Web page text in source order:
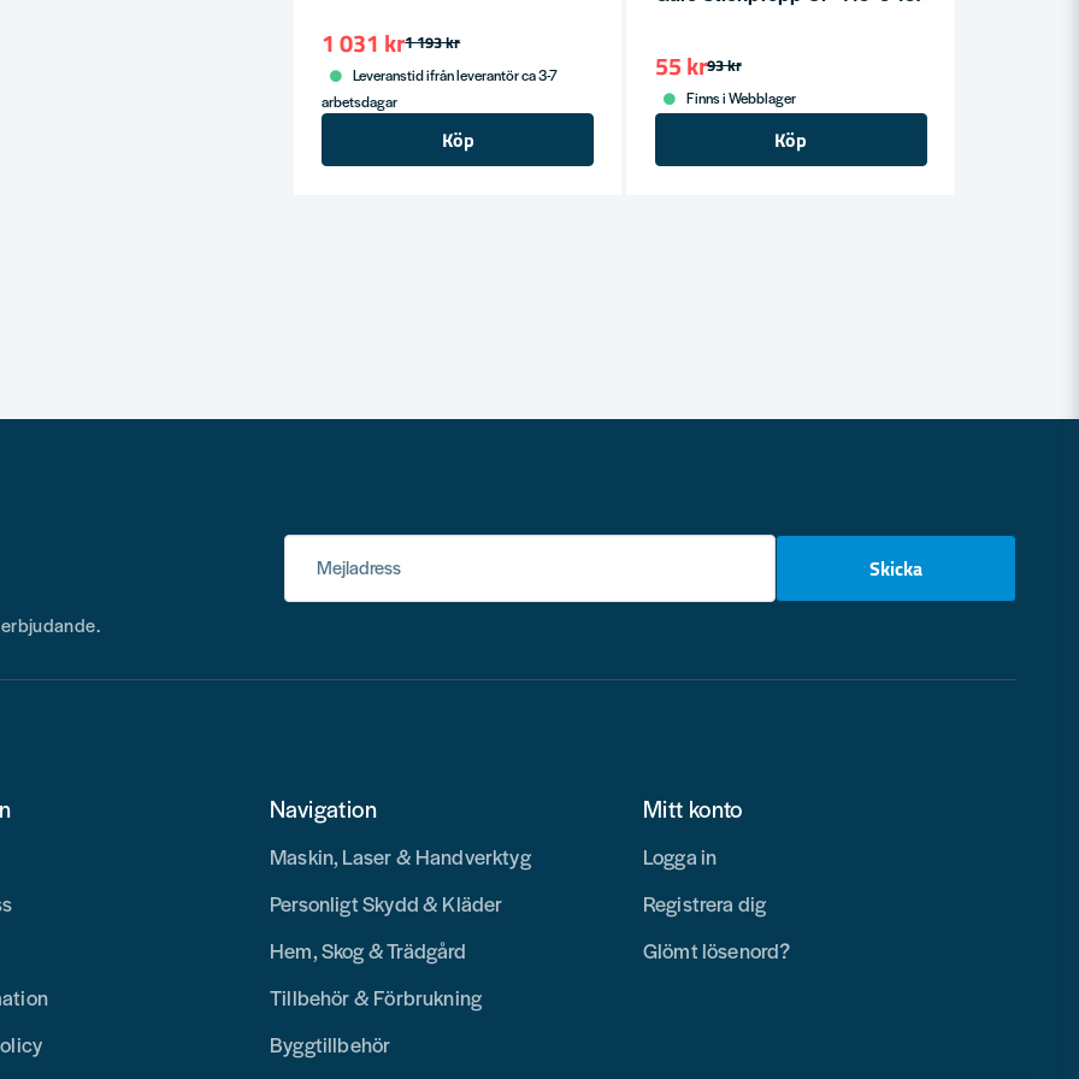
1 193 kr
1 031 kr
Leveranstid ifrån leverantör ca 3-7
arbetsdagar
Köp
93 kr
55 kr
Finns i Webblager
Köp
Mejladress Skicka
Navigation
Maskin, Laser & Handverktyg
Personligt Skydd & Kläder
Hem, Skog & Trädgård
Tillbehör & Förbrukning
Byggtillbehör
Mitt konto
Logga in
Registrera dig
Glömt lösenord?